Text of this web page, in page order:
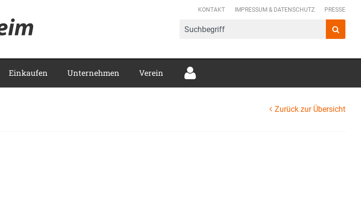
Meckenheimer Verbund e.V.
Einkaufen Unternehmen Verein
KONTAKT IMPRESSUM & DATENSCHUTZ PRESSE
Zurück zur Übersicht